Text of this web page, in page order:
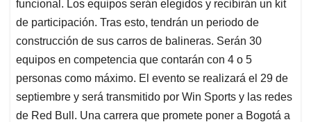
funcional. Los equipos serán elegidos y recibirán un kit
de participación. Tras esto, tendrán un periodo de
construcción de sus carros de balineras. Serán 30
equipos en competencia que contarán con 4 o 5
personas como máximo. El evento se realizará el 29 de
septiembre y será transmitido por Win Sports y las redes
de Red Bull. Una carrera que promete poner a Bogotá a